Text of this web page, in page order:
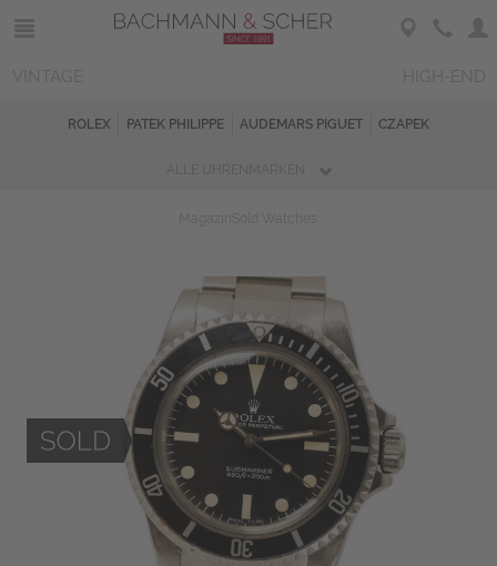
ROLEX PATEK PHILIPPE AUDEMARS PIGUET CZAPEK